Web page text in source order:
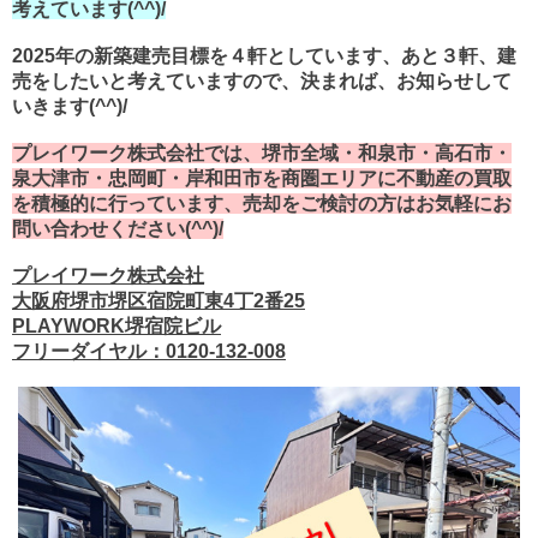
考えています(^^)/
2025年の新築建売目標を４軒としています、あと３軒、建
売をしたいと考えていますので、決まれば、お知らせして
いきます(^^)/
プレイワーク株式会社では、堺市全域・和泉市・高石市・
泉大津市・忠岡町・岸和田市を商圏エリアに不動産の買取
を積極的に行っています、売却をご検討の方はお気軽にお
問い合わせください(^^)/
プレイワーク株式会社
大阪府堺市堺区宿院町東4丁2番25
PLAYWORK堺宿院ビル
フリーダイヤル：0120-132-008